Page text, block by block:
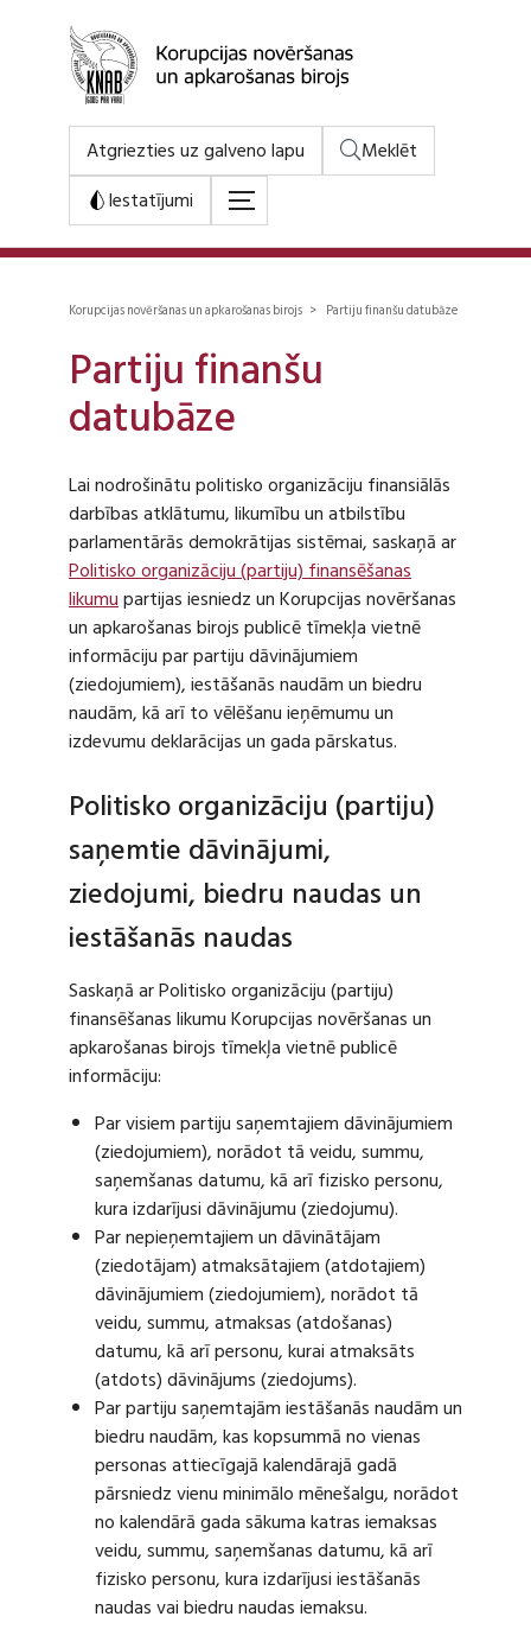
Atgriezties uz galveno lapu
Meklēt
Iestatījumi
Korupcijas novēršanas un apkarošanas birojs > Partiju finanšu datubāze
Partiju finanšu
datubāze
Lai nodrošinātu politisko organizāciju finansiālās
darbības atklātumu, likumību un atbilstību
parlamentārās demokrātijas sistēmai, saskaņā ar
Politisko organizāciju (partiju) finansēšanas
likumupartijas iesniedz un Korupcijas novēršanas
un apkarošanas birojs publicē tīmekļa vietnē
informāciju par partiju dāvinājumiem
(ziedojumiem), iestāšanās naudām un biedru
naudām, kā arī to vēlēšanu ieņēmumu un
izdevumu deklarācijas un gada pārskatus.
Politisko organizāciju (partiju)
saņemtie dāvinājumi,
ziedojumi, biedru naudas un
iestāšanās naudas
Saskaņā ar Politisko organizāciju (partiju)
finansēšanas likumu Korupcijas novēršanas un
apkarošanas birojs tīmekļa vietnē publicē
informāciju:
Par visiem partiju saņemtajiem dāvinājumiem
(ziedojumiem), norādot tā veidu, summu,
saņemšanas datumu, kā arī fizisko personu,
kura izdarījusi dāvinājumu (ziedojumu).
Par nepieņemtajiem un dāvinātājam
(ziedotājam) atmaksātajiem (atdotajiem)
dāvinājumiem (ziedojumiem), norādot tā
veidu, summu, atmaksas (atdošanas)
datumu, kā arī personu, kurai atmaksāts
(atdots) dāvinājums (ziedojums).
Par partiju saņemtajām iestāšanās naudām un
biedru naudām, kas kopsummā no vienas
personas attiecīgajā kalendārajā gadā
pārsniedz vienu minimālo mēnešalgu, norādot
no kalendārā gada sākuma katras iemaksas
veidu, summu, saņemšanas datumu, kā arī
fizisko personu, kura izdarījusi iestāšanās
naudas vai biedru naudas iemaksu.